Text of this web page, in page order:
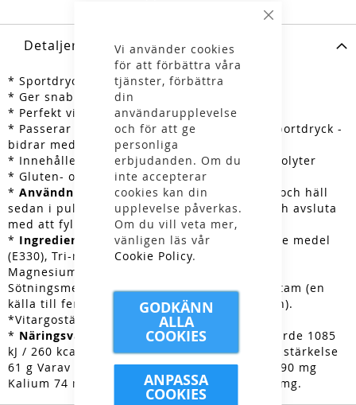
Stäng
Vi använder cookies
för att förbättra våra
tjänster, förbättra
din
användarupplevelse
och för att ge
personliga
erbjudanden. Om du
inte accepterar
cookies kan din
upplevelse påverkas.
Om du vill veta mer,
vänligen läs vår
Cookie Policy.
GODKÄNN
ALLA
COOKIES
ANPASSA
COOKIES
Detaljer
* Sportdryck med citrussmak
* Ger snabbt energi
* Perfekt vid långpass eller intensivträning
* Passerar magen 80% snabbare än vanlig sportdryck -
bidrar med snabbt energiupptag
* Innehåller viktiga näringsämnen och elektrolyter
* Gluten- och sockerfri
* Användning
: Fyll en flaska med 1/3 vatten och häll
sedan i pulvret. Skaka efter det ordentligt och avsluta
med att fylla upp till önskad slutvolym.
* Ingredienser
: Stärkelse*, Surhetsreglerande medel
(E330), Tri-natriumcitrat, Kalciumglukonat,
Magnesiumglukonat, Arom, Kaliumglukonat,
Sötningsmedel (E950, E951 (innehåller aspartam (en
källa till fenylalanin)), Färgämne (betakaroten).
*Vitargostärkelse framställd på majs
* Näringsvärde per påse (70 gram)
: Energivärde 1085
kJ / 260 kcal Protein 0 g Kolhydrat 64 g Varav stärkelse
61 g Varav sockerarter 0 g Fett 0 g Natrium 390 mg
Kalium 74 mg Kalcium 98 mg Magnesium 39 mg.